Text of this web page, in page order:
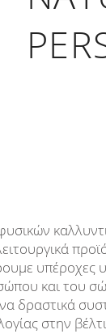
υπέροχες
και του
δραστικά
στην